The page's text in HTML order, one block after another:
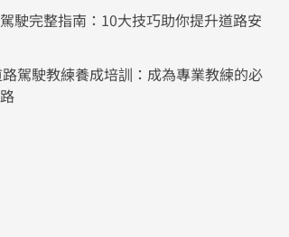
駛完整指南：10大技巧助你提升道路安
路駕駛教練養成培訓：成為專業教練的必